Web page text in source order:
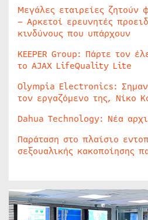
Μεγάλες εταιρείες ζητούν
– Αρκετοί ερευνητές
κινδύνους που υπάρχουν
KEEPER Group: Πάρτε τον
το AJAX LifeQuality Lite
Olympia Electronics:
τον εργαζόμενο της, Νίκο
Dahua Technology: Νέα
Παράταση στο πλαίσιο
σεξουαλικής κακοποίησης